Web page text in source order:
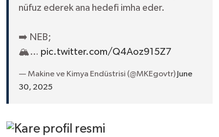
nüfuz ederek ana hedefi imha eder.
➡️ NEB;
🏔️… pic.twitter.com/Q4Aoz915Z7
— Makine ve Kimya Endüstrisi (@MKEgovtr) June
30, 2025